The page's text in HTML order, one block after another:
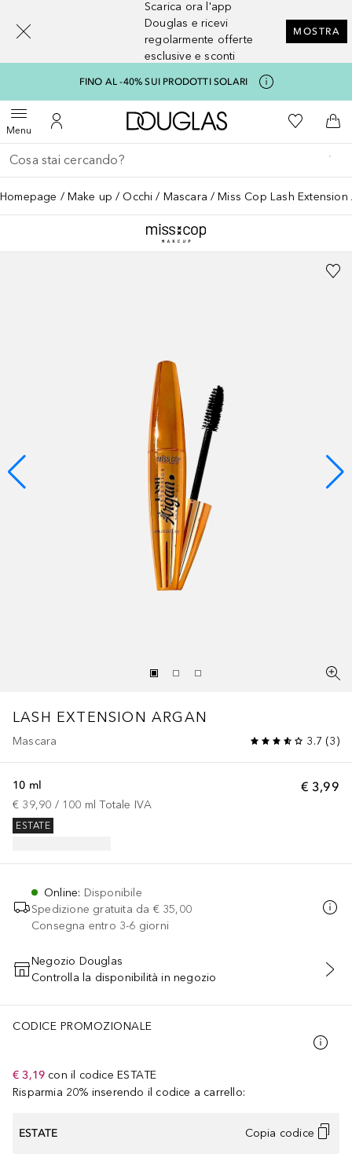
Scarica ora l'app
Douglas e ricevi
regolarmente offerte
esclusive e sconti
MOSTRA
FINO AL -40% SUI PRODOTTI SOLARI
MenuApri menuAl Mio Account
A Douglas HomeAlla Mia
Al
Torna indietro
Esegui ricerca
Homepage Make up Occhi Mascara Miss Cop Lash Extension
LASH EXTENSION ARGAN
Mascara 3.7 (3)
€ 3,99
10 ml
€ 39,90 / 100 ml Totale IVA
ESTATE
Online: Disponibile
Spedizione gratuita da € 35,00
Consegna entro 3-6 giorni
AGGIUNGI AL CARRELLO
Negozio Douglas
Controlla la disponibilità in negozio
CODICE PROMOZIONALE
€ 3,19 con il codice ESTATE
Risparmia 20% inserendo il codice a carrello:
ESTATE Copia codice
[navigation.slideout.screenreader]